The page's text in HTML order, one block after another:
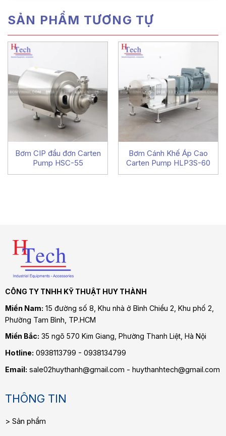
SẢN PHẨM TƯƠNG TỰ
Bơm CIP đầu đơn Carten
Pump HSC-55
Bơm Cánh Khế Áp Cao
Carten Pump HLP3S-60
CÔNG TY TNHH KỸ THUẬT HUY THÀNH
Miền Nam: 15 đường số 8, Khu nhà ở Bình Chiểu 2, Khu phố 2,
Phường Tam Bình , TP.HCM
Miền Bắc: 35 ngõ 570 Kim Giang, Phường Thanh Liệt, Hà Nội
Hotline: 0938113799 - 0938134799
Email: sale02huythanh@gmail.com - huythanhtech@gmail.com
THÔNG TIN
Sản phẩm